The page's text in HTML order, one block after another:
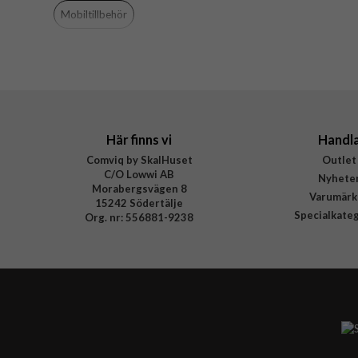
Varumärke
Mobiltillbehör
Här finns vi
Comviq by SkalHuset
C/O Lowwi AB
Morabergsvägen 8
15242 Södertälje
Org. nr: 556881-9238
Outlet